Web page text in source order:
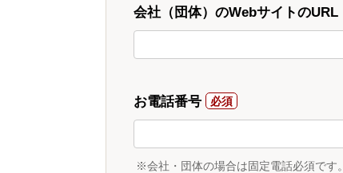
会社（団体）のWebサイトのURL
お電話番号
※会社・団体の場合は固定電話必須です。